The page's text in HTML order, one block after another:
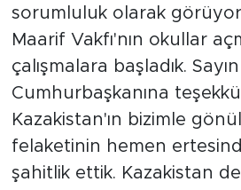
sorumluluk olarak
Maarif Vakfı'nın okullar
çalışmalara başladık. Sayın
Cumhurbaşkanına
Kazakistan'ın bizimle
felaketinin hemen
şahitlik ettik. Kazakistan